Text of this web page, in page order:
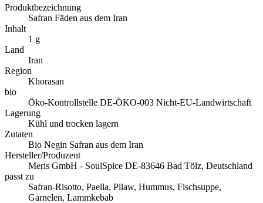
Produktbezeichnung
Safran Fäden aus dem Iran
Inhalt
1 g
Land
Iran
Region
Khorasan
bio
Öko-Kontrollstelle DE-ÖKO-003 Nicht-EU-Landwirtschaft
Lagerung
Kühl und trocken lagern
Zutaten
Bio Negin Safran aus dem Iran
Hersteller/Produzent
Meris GmbH - SoulSpice DE-83646 Bad Tölz, Deutschland
passt zu
Safran-Risotto, Paella, Pilaw, Hummus, Fischsuppe,
Garnelen, Lammkebab